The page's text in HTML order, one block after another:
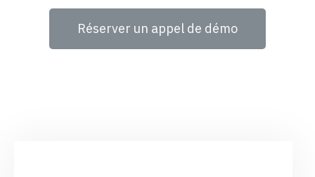
Réserver un appel de démo